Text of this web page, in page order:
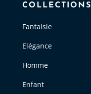
COLLECTIONS
Fantaisie
Elégance
Homme
Enfant